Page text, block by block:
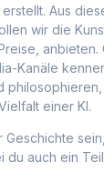
Aus
wir die
anbieten.
Kanäle
einer KI.
du auch ein